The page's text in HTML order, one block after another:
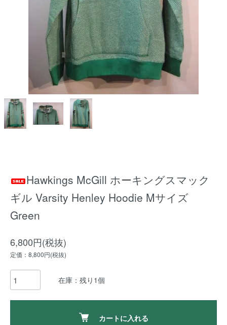
Hawkings McGill ホーキングスマック
ギル Varsity Henley Hoodie Mサイズ
Green
6,800円(税抜)
定価：8,800円(税抜)
在庫：残り1個
カートに入れる